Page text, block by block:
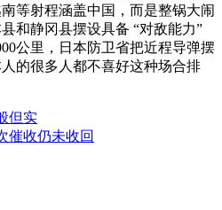
等射程涵盖中国，而是整锅大闹
和静冈县摆设具备 “对敌能力”
公里，日本防卫省把近程导弹摆
的很多人都不喜好这种场合排
但实
催收仍未收回